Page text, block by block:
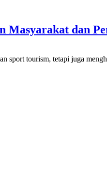
Masyarakat dan
tourism, tetapi juga